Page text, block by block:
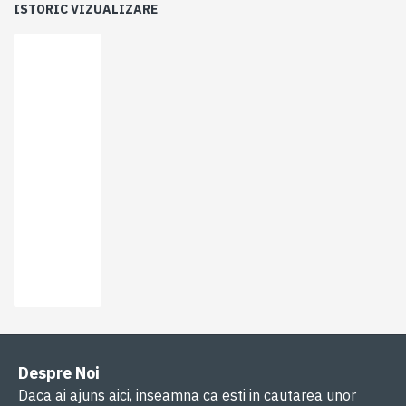
ISTORIC VIZUALIZARE
Despre Noi
Daca ai ajuns aici, inseamna ca esti in cautarea unor